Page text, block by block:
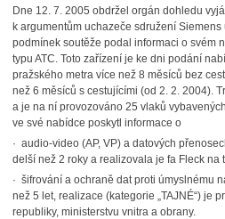
Dne 12. 7. 2005 obdržel orgán dohledu
k argumentům uchazeče sdružení
podmínek soutěže podal informaci o svém
typu ATC. Toto zařízení je ke dni podání
pražského metra více než 8 měsíců bez
než 6 měsíců s cestujícími (od 2. 2. 2004).
a je na ní provozováno 25 vlaků
ve své nabídce poskytl informace o
· audio-video (AP, VP) a datových
delší než 2 roky a realizovala je fa Fleck na
· šifrování a ochraně dat proti úmyslnému
než 5 let, realizace (kategorie „TAJNÉ“) je
republiky, ministerstvu vnitra a obrany.